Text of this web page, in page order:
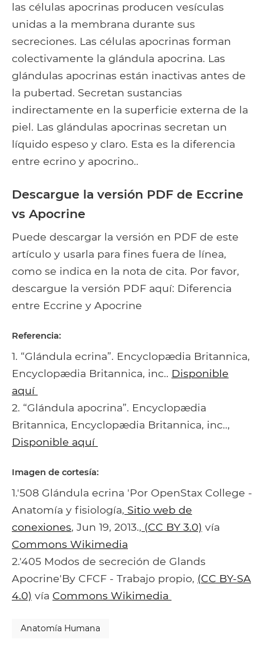
las células apocrinas producen vesículas
unidas a la membrana durante sus
secreciones. Las células apocrinas forman
colectivamente la glándula apocrina. Las
glándulas apocrinas están inactivas antes de
la pubertad. Secretan sustancias
indirectamente en la superficie externa de la
piel. Las glándulas apocrinas secretan un
líquido espeso y claro. Esta es la diferencia
entre ecrino y apocrino..
Descargue la versión PDF de Eccrine
vs Apocrine
Puede descargar la versión en PDF de este
artículo y usarla para fines fuera de línea,
como se indica en la nota de cita. Por favor,
descargue la versión PDF aquí: Diferencia
entre Eccrine y Apocrine
Referencia:
1. “Glándula ecrina”. Encyclopædia Britannica,
Encyclopædia Britannica, inc.. Disponible
aquí
2. “Glándula apocrina”. Encyclopædia
Britannica, Encyclopædia Britannica, inc..,
Disponible aquí
Imagen de cortesía:
1.'508 Glándula ecrina 'Por OpenStax College -
Anatomía y fisiología, Sitio web de
conexiones, Jun 19, 2013., (CC BY 3.0) vía
Commons Wikimedia
2.'405 Modos de secreción de Glands
Apocrine'By CFCF - Trabajo propio, (CC BY-SA
4.0) vía Commons Wikimedia
Anatomía Humana